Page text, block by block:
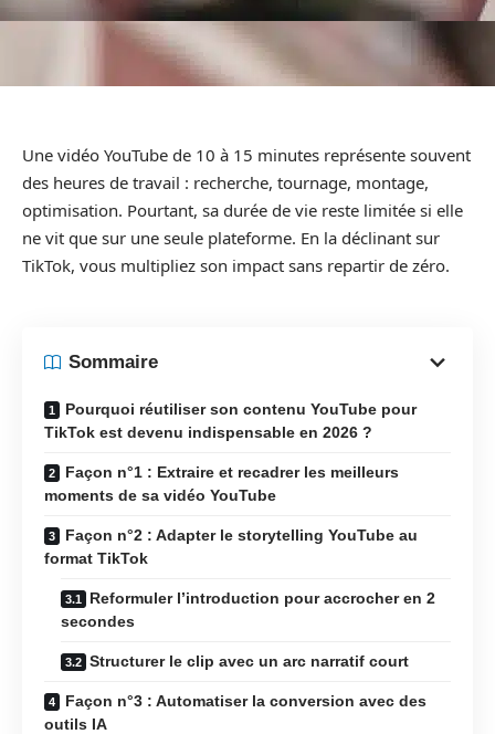
Une vidéo YouTube de 10 à 15 minutes représente souvent
des heures de travail : recherche, tournage, montage,
optimisation. Pourtant, sa durée de vie reste limitée si elle
ne vit que sur une seule plateforme. En la déclinant sur
TikTok, vous multipliez son impact sans repartir de zéro.
Sommaire
Pourquoi réutiliser son contenu YouTube pour
TikTok est devenu indispensable en 2026 ?
Façon n°1 : Extraire et recadrer les meilleurs
moments de sa vidéo YouTube
Façon n°2 : Adapter le storytelling YouTube au
format TikTok
Reformuler l’introduction pour accrocher en 2
secondes
Structurer le clip avec un arc narratif court
Façon n°3 : Automatiser la conversion avec des
outils IA